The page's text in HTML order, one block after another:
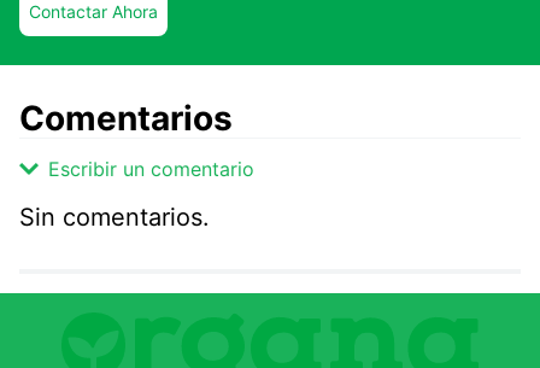
Contactar Ahora
Comentarios
Escribir un comentario
Comentario
Sin comentarios.